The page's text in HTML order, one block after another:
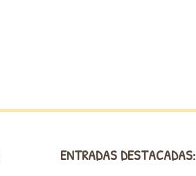
ENTRADAS DESTACADAS: